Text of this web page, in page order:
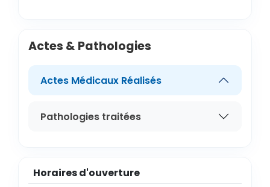
Actes & Pathologies
Actes Médicaux Réalisés
Pathologies traitées
Horaires d'ouverture